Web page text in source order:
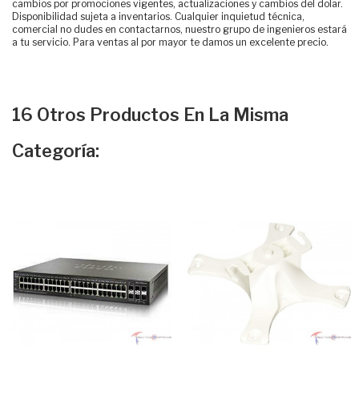
cambios por promociones vigentes, actualizaciones y cambios del dolar.
Disponibilidad sujeta a inventarios. Cualquier inquietud técnica,
comercial no dudes en contactarnos, nuestro grupo de ingenieros estará
a tu servicio. Para ventas al por mayor te damos un excelente precio.
16 Otros Productos En La Misma
Categoría: